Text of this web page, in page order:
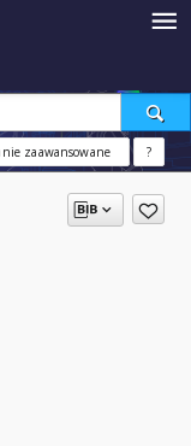
zaawansowane ?